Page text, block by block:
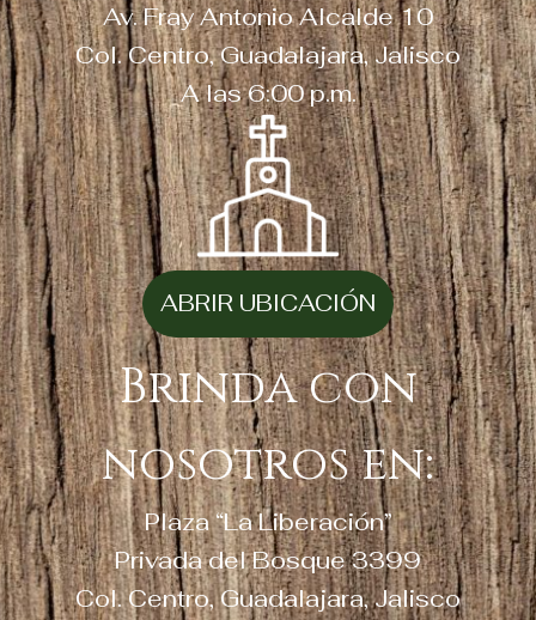
Av. Fray Antonio Alcalde 10
Col. Centro, Guadalajara, Jalisco
A las 6:00 p.m.
ABRIR UBICACIÓN
Brinda con
nosotros en:
Plaza “La Liberación”
Privada del Bosque 3399
Col. Centro, Guadalajara, Jalisco